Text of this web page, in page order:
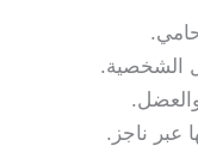
الشخصية.
والعضل.
عبر ناجز.